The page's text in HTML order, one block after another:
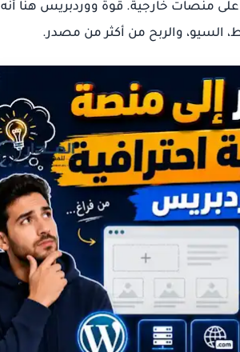
على منصات خارجية. قوة ووردبريس هنا أنه
السيو، والربح من أكثر من مصدر.